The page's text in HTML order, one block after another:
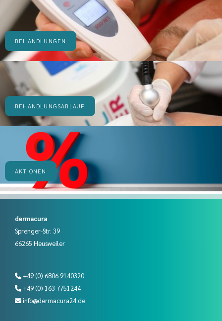
BEHANDLUNGEN
BEHANDLUNGSABLAUF
AKTIONEN
dermacura
Sprenger-Str. 39
66265 Heusweiler
 +49 (0) 6806 9140320
 +49 (0) 163 7751244
 info@dermacura24.de